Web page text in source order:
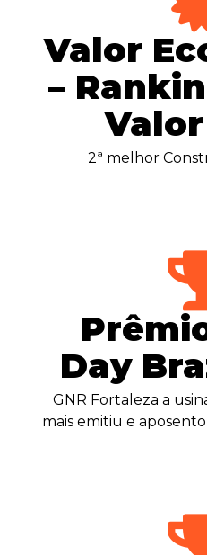
Valor
–
2ª melhor
Day
GNR Fortaleza a
mais emitiu e